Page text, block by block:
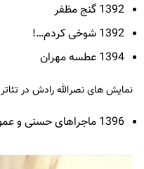
1392 گنج مظفر
1392 شوخی کردم…!
1394 عطسه مهران
نمایش های نصرالله رادش در تئاتر
1396 ماجراهای حسنی و عمو رادش